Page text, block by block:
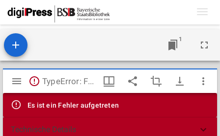
1
Mirador
Viewer
TypeError: Failed to fetch
Es ist ein Fehler aufgetreten
Technische Details